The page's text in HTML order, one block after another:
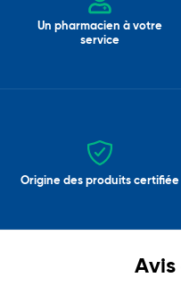
Un pharmacien à votre
service
Origine des produits certifiée